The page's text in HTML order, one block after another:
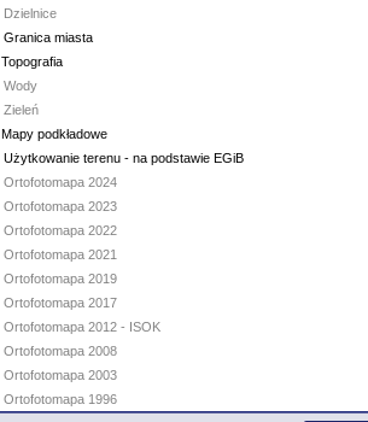
Dzielnice
Granica miasta
Topografia
Wody
Zieleń
Mapy podkładowe
Użytkowanie terenu - na podstawie EGiB
Ortofotomapa 2024
Ortofotomapa 2023
Ortofotomapa 2022
Ortofotomapa 2021
Ortofotomapa 2019
Ortofotomapa 2017
Ortofotomapa 2012 - ISOK
Ortofotomapa 2008
Ortofotomapa 2003
Ortofotomapa 1996